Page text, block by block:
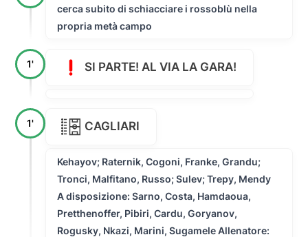
cerca subito di schiacciare i rossoblù nella
propria metà campo
1' SI PARTE! AL VIA LA GARA!
1' CAGLIARI
Kehayov; Raternik, Cogoni, Franke, Grandu;
Tronci, Malfitano, Russo; Sulev; Trepy, Mendy
A disposizione: Sarno, Costa, Hamdaoua,
Pretthenoffer, Pibiri, Cardu, Goryanov,
Rogusky, Nkazi, Marini, Sugamele Allenatore: